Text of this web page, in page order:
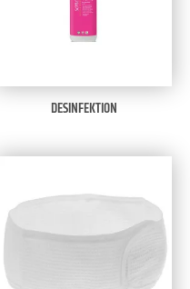
DESINFEKTION